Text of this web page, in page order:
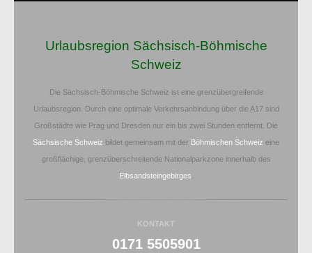
Urlaubsregion Sächsisch-Böhmische
Schweiz
Die Sächsisch-Böhmische Schweiz ist eine grenzübergreifende
Urlaubsregion. Durch eine optimale Verkehrsanbindung über die A17 sind
Großstädte wie Prag und Dresden nur ein bis zwei Stunden entfernt. Die
Sächsische Schweiz bildet gemeinsam mit der Böhmischen Schweiz eine
großflächige, grenzüberschreitende Nationalparkzone innerhalb des
Elbsandsteingebirges
KONTAKT
0171 5505901